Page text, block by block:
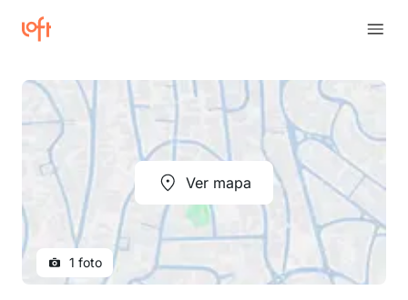
Ver mapa
1 foto